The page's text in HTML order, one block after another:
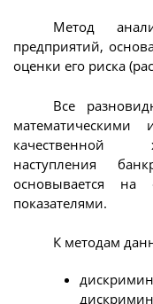
Метод
предприятий,
оценки его риска
Все
качественной
наступления
основывается на
показателями.
К методам